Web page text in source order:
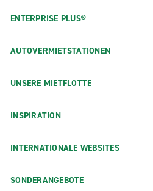
ENTERPRISE PLUS®
AUTOVERMIETSTATIONEN
UNSERE MIETFLOTTE
INSPIRATION
INTERNATIONALE WEBSITES
SONDERANGEBOTE